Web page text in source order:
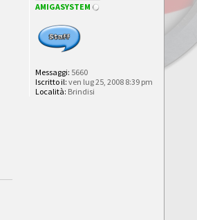
AMIGASYSTEM
Messaggi: 5660
Iscritto il: ven lug 25, 2008 8:39 pm
Località: Brindisi